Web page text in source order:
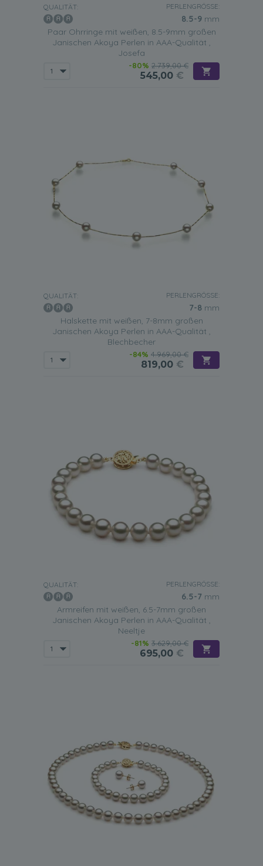
QUALITÄT: PERLENGRÖSSE:
8.5-9 mm
Paar Ohrringe mit weißen, 8.5-9mm großen
Janischen Akoya Perlen in AAA-Qualität ,
Josefa
-80% 2.739,00 €
545,00 €
QUALITÄT: PERLENGRÖSSE:
7-8 mm
Halskette mit weißen, 7-8mm großen
Janischen Akoya Perlen in AAA-Qualität ,
Blechbecher
-84% 4.969,00 €
819,00 €
QUALITÄT: PERLENGRÖSSE:
6.5-7 mm
Armreifen mit weißen, 6.5-7mm großen
Janischen Akoya Perlen in AAA-Qualität ,
Neeltje
-81% 3.629,00 €
695,00 €